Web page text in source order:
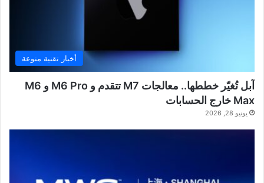
أخبار تقنية منوعة
آبل تُغيّر خططها.. معالجات M7 تتقدم و M6 Pro و M6
Max خارج الحسابات
يونيو 28, 2026